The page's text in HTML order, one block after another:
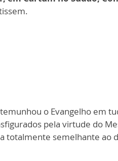
o Evangelho em
pela virtude do
totalmente semelhante